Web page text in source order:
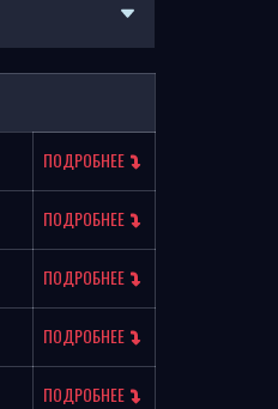
ПОДРОБНЕЕ
ПОДРОБНЕЕ
ПОДРОБНЕЕ
ПОДРОБНЕЕ
ПОДРОБНЕЕ